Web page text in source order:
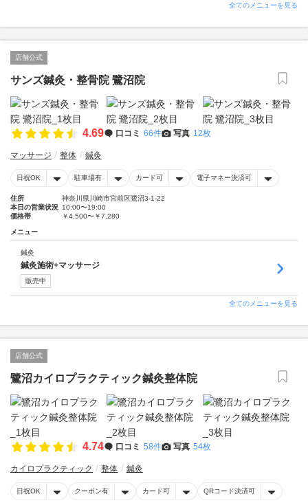
全てのメニューを見る
店舗公式
サンズ鍼灸・整骨院 鷺沼院
4.69 口コミ 66件 写真 12枚
マッサージ 整体 鍼灸
日祝OK 駐車場有 カード可 電子マネー決済可
住所
神奈川県川崎市宮前区鷺沼3-1-22
本日の営業状況 10:00〜19:00
価格帯
￥4,500〜￥7,280
メニュー
鍼灸
鍼灸施術+マッサージ
販売中
全てのメニューを見る
店舗公式
鷺沼カイロプラクティック鍼灸整体院
4.74 口コミ 58件 写真 54枚
カイロプラクティック 整体 鍼灸
日祝OK クーポン有 カード可 QRコード決済可